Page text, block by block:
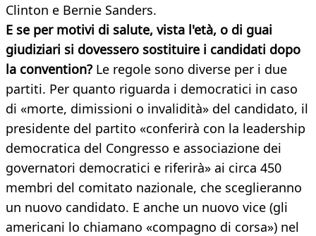
Clinton e Bernie Sanders.
E se per motivi di salute, vista l'età, o di guai
giudiziari si dovessero sostituire i candidati dopo
la convention? Le regole sono diverse per i due
partiti. Per quanto riguarda i democratici in caso
di «morte, dimissioni o invalidità» del candidato, il
presidente del partito «conferirà con la leadership
democratica del Congresso e associazione dei
governatori democratici e riferirà» ai circa 450
membri del comitato nazionale, che sceglieranno
un nuovo candidato. E anche un nuovo vice (gli
americani lo chiamano «compagno di corsa») nel